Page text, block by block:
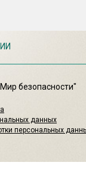
безопасности"
данных
персональных